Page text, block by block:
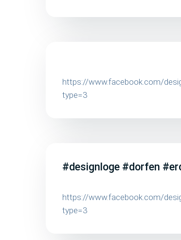
https://www.facebook.com/
type=3
#designloge #dorfen
https://www.facebook.com/
type=3